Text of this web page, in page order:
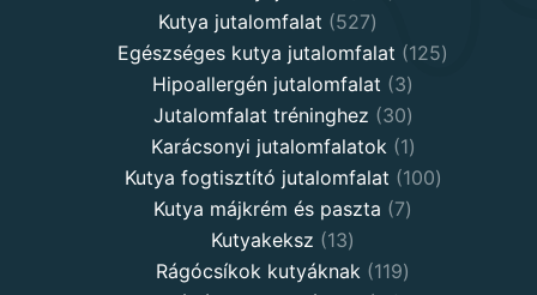
Kutya jutalomfalat 527527
products
Egészséges kutya jutalomfalat 125125
Hipoallergén jutalomfalat 33
products
Jutalomfalat tréninghez 3030
products
Karácsonyi jutalomfalatok 11
product
Kutya fogtisztító jutalomfalat 100100
Kutya májkrém és paszta 77
Kutyakeksz 1313
products
Rágócsíkok kutyáknak 119119